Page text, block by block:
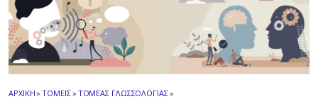
ΑΡΧΙΚΗ» ΤΟΜΕΙΣ» ΤΟΜΕΑΣ ΓΛΩΣΣΟΛΟΓΙΑΣ»